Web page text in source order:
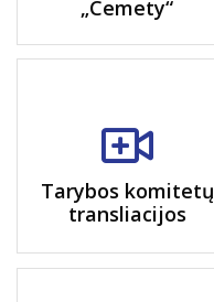
„Cemety“
Tarybos komitetų
transliacijos